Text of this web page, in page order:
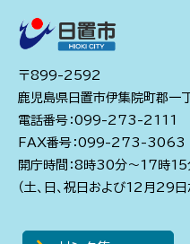
〒899-2592
鹿児島県日置市伊集院町郡一
電話番号：099-273-2111
FAX番号：099-273-3063
開庁時間：8時30分～17時15
（土、日、祝日および12月29